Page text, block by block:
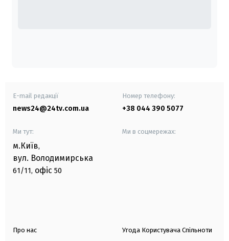
E-mail редакції
news24@24tv.com.ua
Номер телефону:
+38 044 390 5077
Ми тут:
м.Київ,
вул. Володимирська
61/11, офіс 50
Ми в соцмережах:
Про нас Угода Користувача Спільноти